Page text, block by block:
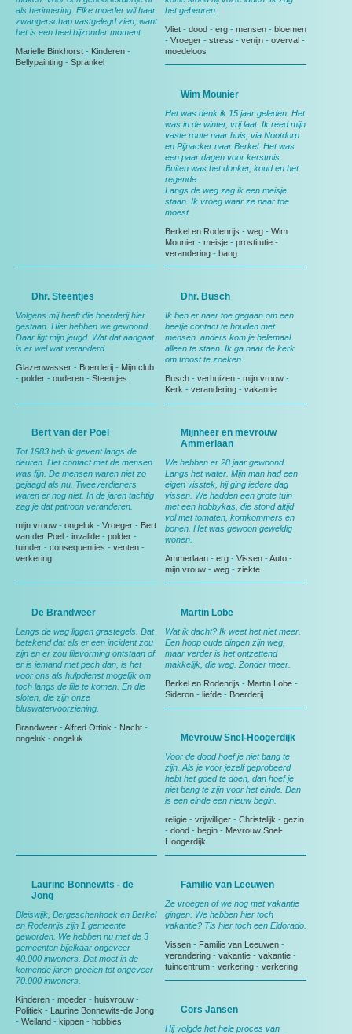
als herinnering. Elke moeder wil haar
zwangerschap vastgelegd zien, want
het is een heel bijzonder moment.
Marielle Binkhorst - Kinderen -
Bellypainting - Sprankel
het gebeuren.
Vliet - dood - erg - mensen - bloemen
- Vroeger - stress - venijn - overval -
moedeloos
Wim Mounier
Het was denk ik 15 jaar geleden. Het
was in de winter, vrij laat. Ik reed mijn
vaste route naar huis; via Nootdorp
en Pijnacker naar Berkel. Het was
een paar dagen voor kerstmis.
Buiten was het donker, koud en het
regende.
Langs de weg zag ik een meisje
staan. Ik vroeg waar ze naar toe
moest.
Berkel en Rodenrijs - weg - Wim
Mounier - meisje - prostitutie -
verandering - bang
Dhr. Steentjes
Volgens mij heeft die boerderij hier
gestaan. Hier hebben we gewoond.
Daar ligt mijn jeugd. Wat dat aangaat
is er wel wat veranderd.
Glazenwasser - Boerderij - Mijn club
- polder - ouderen - Steentjes
Dhr. Busch
Ik ben er naar toe gegaan om een
beetje contact te houden met
mensen. anders kom je helemaal
alleen te staan. Ik ga naar de kerk
om troost te zoeken.
Busch - verhuizen - mijn vrouw -
Kerk - verandering - vakantie
Bert van der Poel
Tot 1983 heb ik gevent langs de
deuren. Het contact met de mensen
was fijn. De mensen waren niet zo
gejaagd als nu. Tweeverdieners
waren er nog niet. In de jaren tachtig
zag je dat patroon veranderen.
mijn vrouw - ongeluk - Vroeger - Bert
van der Poel - invalide - polder -
tuinder - consequenties - venten -
verkering
Mijnheer en mevrouw
Ammerlaan
We hebben er 28 jaar gewoond.
Langs het water. Mijn man had een
eigen visstek, hij ging iedere dag
vissen. We hadden een grote tuin
met een hobbykas, die stond altijd
vol met tomaten, komkommers en
bonen. Het was gewoon geweldig
wonen.
Ammerlaan - erg - Vissen -Auto -
mijn vrouw - weg - ziekte
De Brandweer
Langs de weg liggen grastegels. Dat
betekend dat als er een incident zou
zijn en er zou filevorming ontstaan of
er is iemand met pech dan, is het
voor ons als hulpdienst mogelijk om
toch langs de file te komen. En die
sloten, die zijn onze
bluswatervoorziening.
Brandweer - Alfred Ottink - Nacht -
ongeluk - ongeluk
Martin Lobe
Wat ik dacht? Ik weet het niet meer.
Een hoop oude dingen zijn weg,
maar verder is het ontzettend
makkelijk, die weg. Zonder meer.
Berkel en Rodenrijs - Martin Lobe -
Sideron - liefde - Boerderij
Mevrouw Snel-Hoogerdijk
Voor de dood hoef je niet bang te
zijn. Als je voor jezelf geprobeerd
hebt het goed te doen, dan hoef je
niet bang te zijn voor het einde. Dan
is een einde een nieuw begin.
religie - vrijwilliger - Christelijk - gezin
- dood - begin - Mevrouw Snel-
Hoogerdijk
Laurine Bonnewits - de
Jong
Bleiswijk, Bergeschenhoek en Berkel
en Rodenrijs zijn 1 gemeente
geworden. We hebben nu met de 3
gemeenten bijelkaar ongeveer
40.000 inwoners. Dat moet in de
komende jaren groeien tot ongeveer
70.000 inwoners.
Kinderen - moeder - huisvrouw -
Politiek - Laurine Bonnewits-de Jong
- Weiland - kippen - hobbies
Familie van Leeuwen
Ze vroegen of we nog met vakantie
gingen. We hebben hier toch
vakantie? Tis hier toch een Eldorado.
Vissen - Familie van Leeuwen -
verandering - vakantie - vakantie -
tuincentrum - verkering - verkering
Cors Jansen
Hij volgde het hele proces van